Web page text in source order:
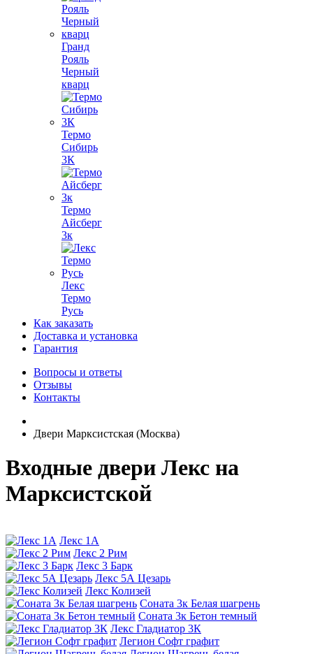
Гранд
Рояль
Черный
кварц
Термо
Сибирь
3К
Термо
Айсберг
3к
Лекс
Термо
Русь
Как заказать
Доставка и установка
Гарантия
Вопросы и ответы
Отзывы
Контакты
Двери Марксистская (Москва)
Входные двери Лекс на
Марксистской
Лекс 1А
Лекс 2 Рим
Лекс 3 Барк
Лекс 5А Цезарь
Лекс Колизей
Соната 3к Белая шагрень
Соната 3к Бетон темный
Лекс Гладиатор 3К
Легион Софт графит